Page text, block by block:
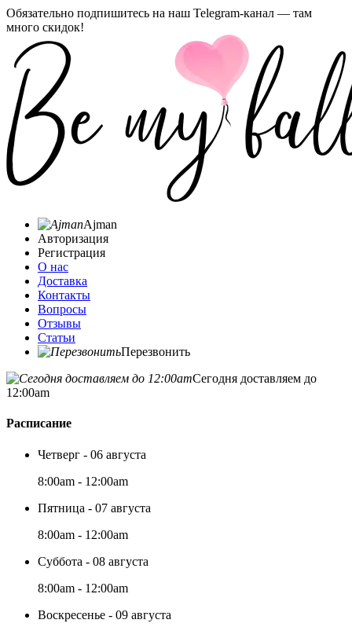
Обязательно подпишитесь на наш Telegram-канал — там
много скидок!
Ajman
Авторизация
Регистрация
О нас
Доставка
Контакты
Вопросы
Отзывы
Статьи
Перезвонить
Сегодня доставляем до
12:00am
Расписание
Четверг - 06 августа
8:00am - 12:00am
Пятница - 07 августа
8:00am - 12:00am
Суббота - 08 августа
8:00am - 12:00am
Воскресенье - 09 августа